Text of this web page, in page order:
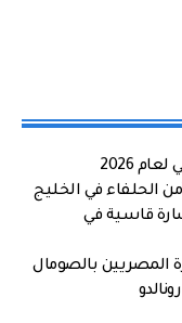
2026
الحلفاء في الخليج
قاسية في
المصريين بالصومال